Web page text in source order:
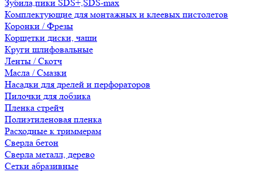
Зубила,пики SDS+,SDS-max
Комплектующие для монтажных и клеевых пистолетов
Коронки / Фрезы
Корщетки диски, чаши
Круги шлифовальные
Ленты / Скотч
Масла / Смазки
Насадки для дрелей и перфораторов
Пилочки для лобзика
Пленка стрейч
Полиэтиленовая пленка
Расходные к триммерам
Сверла бетон
Сверла металл, дерево
Сетки абразивные